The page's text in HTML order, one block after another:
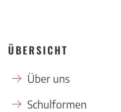
ÜBERSICHT
Über uns
Schulformen